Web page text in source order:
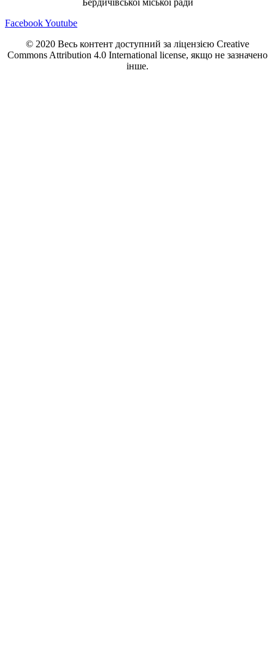
Бердичівської міської ради
FacebookYoutube
© 2020 Весь контент доступний за ліцензією Creative
Commons Attribution 4.0 International license, якщо не зазначено
інше.